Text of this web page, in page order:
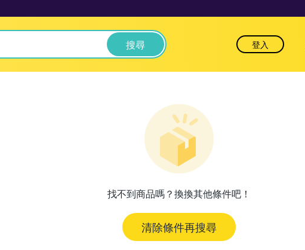
搜尋 登入
找不到商品嗎？換換其他條件吧！
清除條件再搜尋